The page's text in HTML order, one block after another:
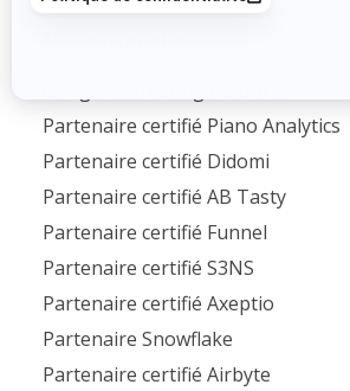
Partenaire certifié Piano Analytics
Partenaire certifié Didomi
Partenaire certifié AB Tasty
Partenaire certifié Funnel
Partenaire certifié S3NS
Partenaire certifié Axeptio
Partenaire Snowflake
Partenaire certifié Airbyte